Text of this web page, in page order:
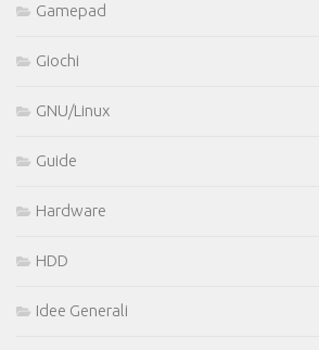
Gamepad
Giochi
GNU/Linux
Guide
Hardware
HDD
Idee Generali